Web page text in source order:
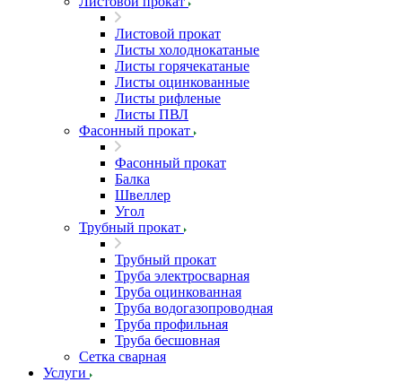
Листовой прокат
Листы холоднокатаные
Листы горячекатаные
Листы оцинкованные
Листы рифленые
Листы ПВЛ
Фасонный прокат
Фасонный прокат
Балка
Швеллер
Угол
Трубный прокат
Трубный прокат
Труба электросварная
Труба оцинкованная
Труба водогазопроводная
Труба профильная
Труба бесшовная
Сетка сварная
Услуги